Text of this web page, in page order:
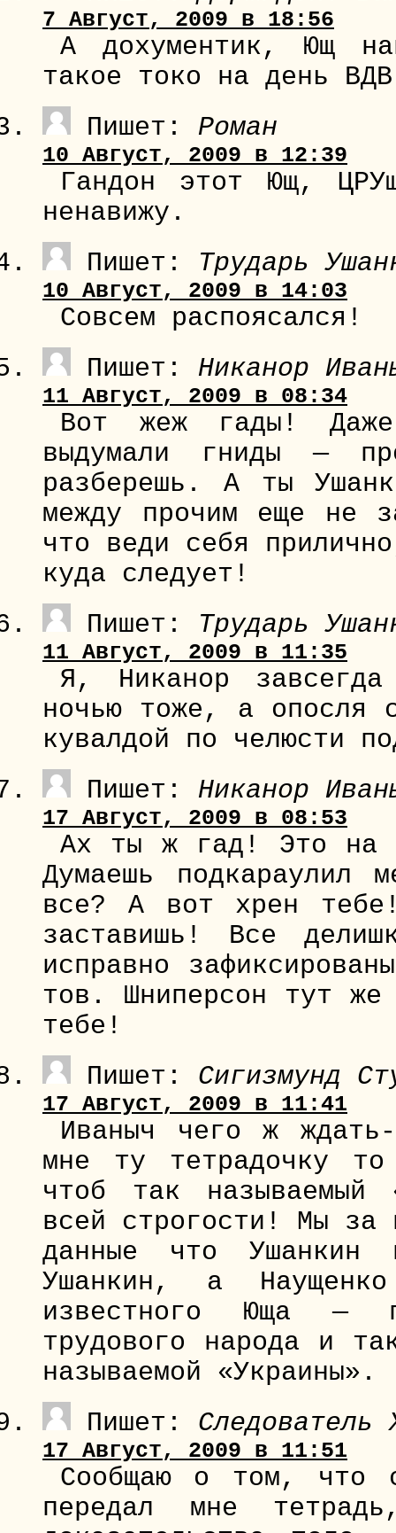
7 Август, 2009 в 18:56
А дохументик, Ющ
такое токо на день
Пишет: Роман
10 Август, 2009 в 12:39
Гандон этот Ющ,
ненавижу.
Пишет: Трударь
10 Август, 2009 в 14:03
Совсем распоясался!
Пишет: Никанор
11 Август, 2009 в 08:34
Вот жеж гады!
выдумали гниды —
разберешь. А ты
между прочим еще не
что веди себя
куда следует!
Пишет: Трударь
11 Август, 2009 в 11:35
Я, Никанор
ночью тоже, а опосля
кувалдой по челюсти
Пишет: Никанор
17 Август, 2009 в 08:53
Ах ты ж гад! Это на
Думаешь
все? А вот хрен
заставишь! Все
исправно
тов. Шниперсон тут
тебе!
Пишет: Сигизмунд
17 Август, 2009 в 11:41
Иваныч чего ж
мне ту тетрадочку
чтоб так называемый
всей строгости! Мы за
данные что
Ушанкин, а
известного Юща —
трудового народа и
называемой «Украины».
Пишет: Следователь
17 Август, 2009 в 11:51
Сообщаю о том, что
передал мне